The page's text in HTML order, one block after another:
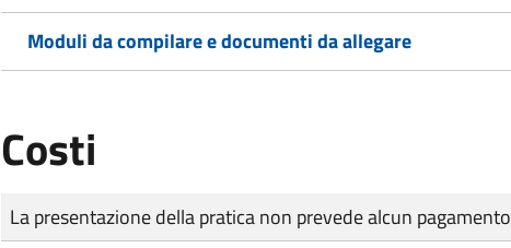
Moduli da compilare e documenti da allegare
Costi
Tipo di pagamento
Importo
La presentazione della pratica non prevede alcun pagamento